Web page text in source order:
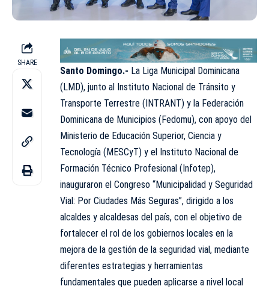
SHARE
Santo Domingo.- La Liga Municipal Dominicana
(LMD), junto al Instituto Nacional de Tránsito y
Transporte Terrestre (INTRANT) y la Federación
Dominicana de Municipios (Fedomu), con apoyo del
Ministerio de Educación Superior, Ciencia y
Tecnología (MESCyT) y el Instituto Nacional de
Formación Técnico Profesional (Infotep),
inauguraron el Congreso “Municipalidad y Seguridad
Vial: Por Ciudades Más Seguras”, dirigido a los
alcaldes y alcaldesas del país, con el objetivo de
fortalecer el rol de los gobiernos locales en la
mejora de la gestión de la seguridad vial, mediante
diferentes estrategias y herramientas
fundamentales que pueden aplicarse a nivel local